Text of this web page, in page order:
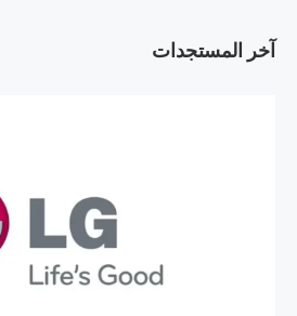
آخر المستجدات